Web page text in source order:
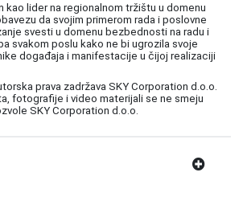
kao lider na regionalnom tržištu u domenu
da svojim primerom rada i poslovne
svesti u domenu bezbednosti na radu i
svakom poslu kako ne bi ugrozila svoje
događaja i manifestacije u čijoj realizaciji
prava zadržava SKY Corporation d.o.o.
fotografije i video materijali se ne smeju
SKY Corporation d.o.o.